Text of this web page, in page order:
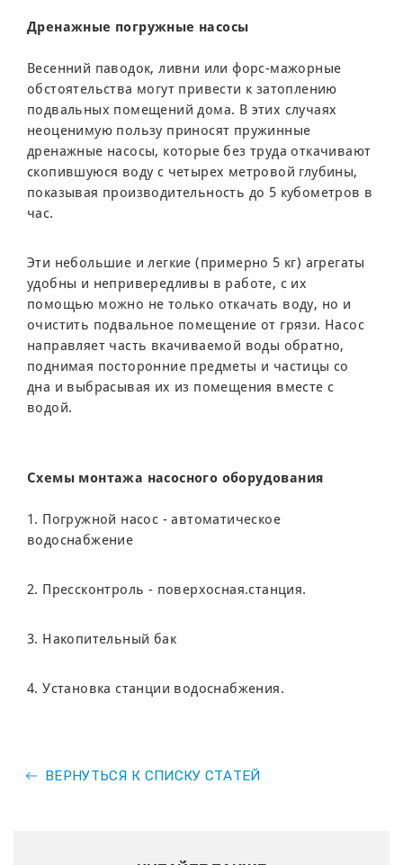
Дренажные погружные насосы
Весенний паводок, ливни или форс-мажорные
обстоятельства могут привести к затоплению
подвальных помещений дома. В этих случаях
неоценимую пользу приносят пружинные
дренажные насосы, которые без труда откачивают
скопившуюся воду с четырех метровой глубины,
показывая производительность до 5 кубометров в
час.
Эти небольшие и легкие (примерно 5 кг) агрегаты
удобны и непривередливы в работе, с их
помощью можно не только откачать воду, но и
очистить подвальное помещение от грязи. Насос
направляет часть вкачиваемой воды обратно,
поднимая посторонние предметы и частицы со
дна и выбрасывая их из помещения вместе с
водой.
Схемы монтажа насосного оборудования
1. Погружной насос - автоматическое
водоснабжение
2. Прессконтроль - поверхосная.станция.
3. Накопительный бак
4. Установка станции водоснабжения.
ВЕРНУТЬСЯ К СПИСКУ СТАТЕЙ